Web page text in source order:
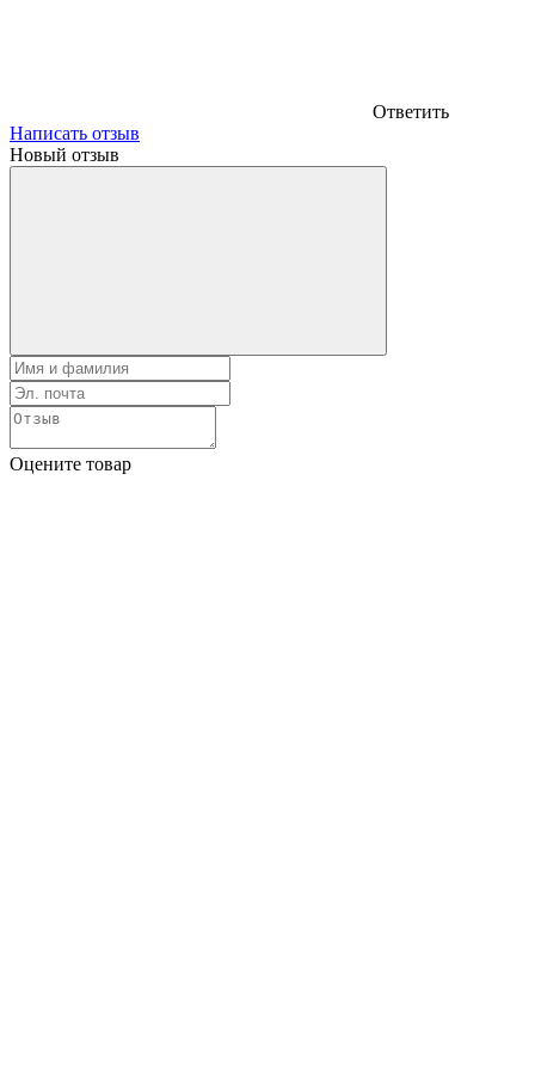
Ответить
Написать отзыв
Новый отзыв
Оцените товар